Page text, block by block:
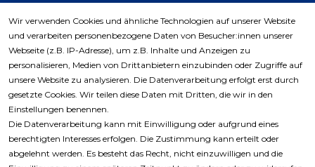
Zahlungsarten
Wir verwenden Cookies und ähnliche Technologien auf unserer Website
und verarbeiten personenbezogene Daten von Besucher:innen unserer
Webseite (z.B. IP-Adresse), um z.B. Inhalte und Anzeigen zu
personalisieren, Medien von Drittanbietern einzubinden oder Zugriffe auf
unsere Website zu analysieren. Die Datenverarbeitung erfolgt erst durch
gesetzte Cookies. Wir teilen diese Daten mit Dritten, die wir in den
Einstellungen benennen.
Die Datenverarbeitung kann mit Einwilligung oder aufgrund eines
berechtigten Interesses erfolgen. Die Zustimmung kann erteilt oder
abgelehnt werden. Es besteht das Recht, nicht einzuwilligen und die